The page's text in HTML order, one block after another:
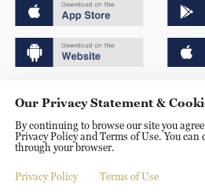
京ICP备20000184号
京公网安备 11010502050052号
Disinformation report hotline: 010-
Our Privacy Statement &
By continuing to browse our site you
Privacy Policy and Terms of Use. You can
through your browser.
Privacy Policy Terms of Use